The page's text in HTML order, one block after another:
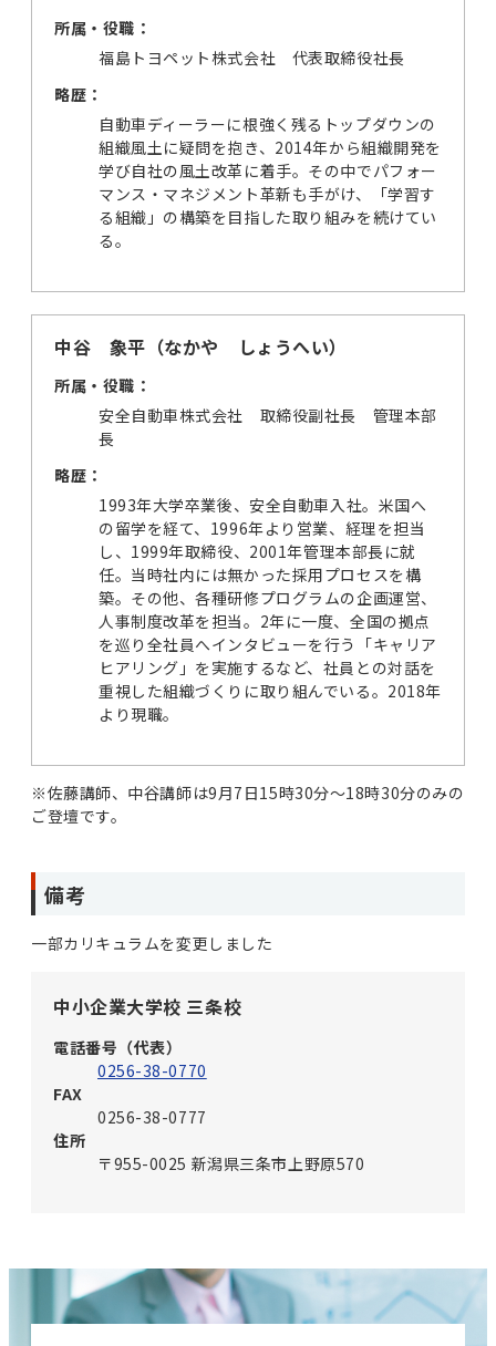
所属・役職：
福島トヨペット株式会社 代表取締役社長
略歴：
自動車ディーラーに根強く残るトップダウンの
組織風土に疑問を抱き、2014年から組織開発を
学び自社の風土改革に着手。その中でパフォー
マンス・マネジメント革新も手がけ、「学習す
る組織」の構築を目指した取り組みを続けてい
る。
中谷 象平（なかや しょうへい）
所属・役職：
安全自動車株式会社 取締役副社長 管理本部
長
略歴：
1993年大学卒業後、安全自動車入社。米国へ
の留学を経て、1996年より営業、経理を担当
し、1999年取締役、2001年管理本部長に就
任。当時社内には無かった採用プロセスを構
築。その他、各種研修プログラムの企画運営、
人事制度改革を担当。2年に一度、全国の拠点
を巡り全社員へインタビューを行う「キャリア
ヒアリング」を実施するなど、社員との対話を
重視した組織づくりに取り組んでいる。2018年
より現職。
※佐藤講師、中谷講師は9月7日15時30分～18時30分のみの
ご登壇です。
備考
一部カリキュラムを変更しました
中小企業大学校 三条校
電話番号（代表）
0256-38-0770
FAX
0256-38-0777
住所
〒955-0025 新潟県三条市上野原570